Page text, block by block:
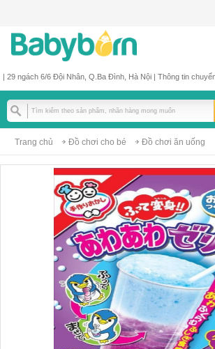
| 29 ngách 6/6 Đội Nhân, Q.Ba Đình, Hà Nội | Thông tin
Trang chủ Đồ chơi cho bé Đồ chơi ăn uống